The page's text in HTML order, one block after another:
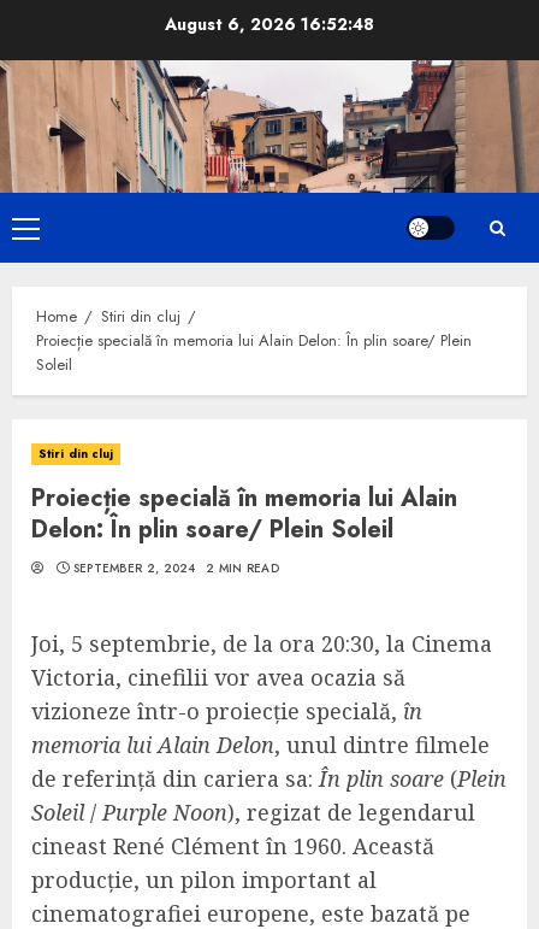
content
August 6, 2026 16:52:50
Primary
Menu
Home
Stiri din cluj
Proiecție specială în memoria lui Alain Delon: În plin soare/ Plein
Soleil
Stiri din cluj
Proiecție specială în memoria lui Alain
Delon: În plin soare/ Plein Soleil
SEPTEMBER 2, 2024 2 MIN READ
Joi, 5 septembrie, de la ora 20:30, la Cinema
Victoria, cinefilii vor avea ocazia să
vizioneze într-o proiecție specială, în
memoria lui Alain Delon, unul dintre filmele
de referință din cariera sa:În plin soare (Plein
Soleil/Purple Noon), regizat de legendarul
cineast René Clément în 1960. Această
producție, un pilon important al
cinematografiei europene, este bazată pe